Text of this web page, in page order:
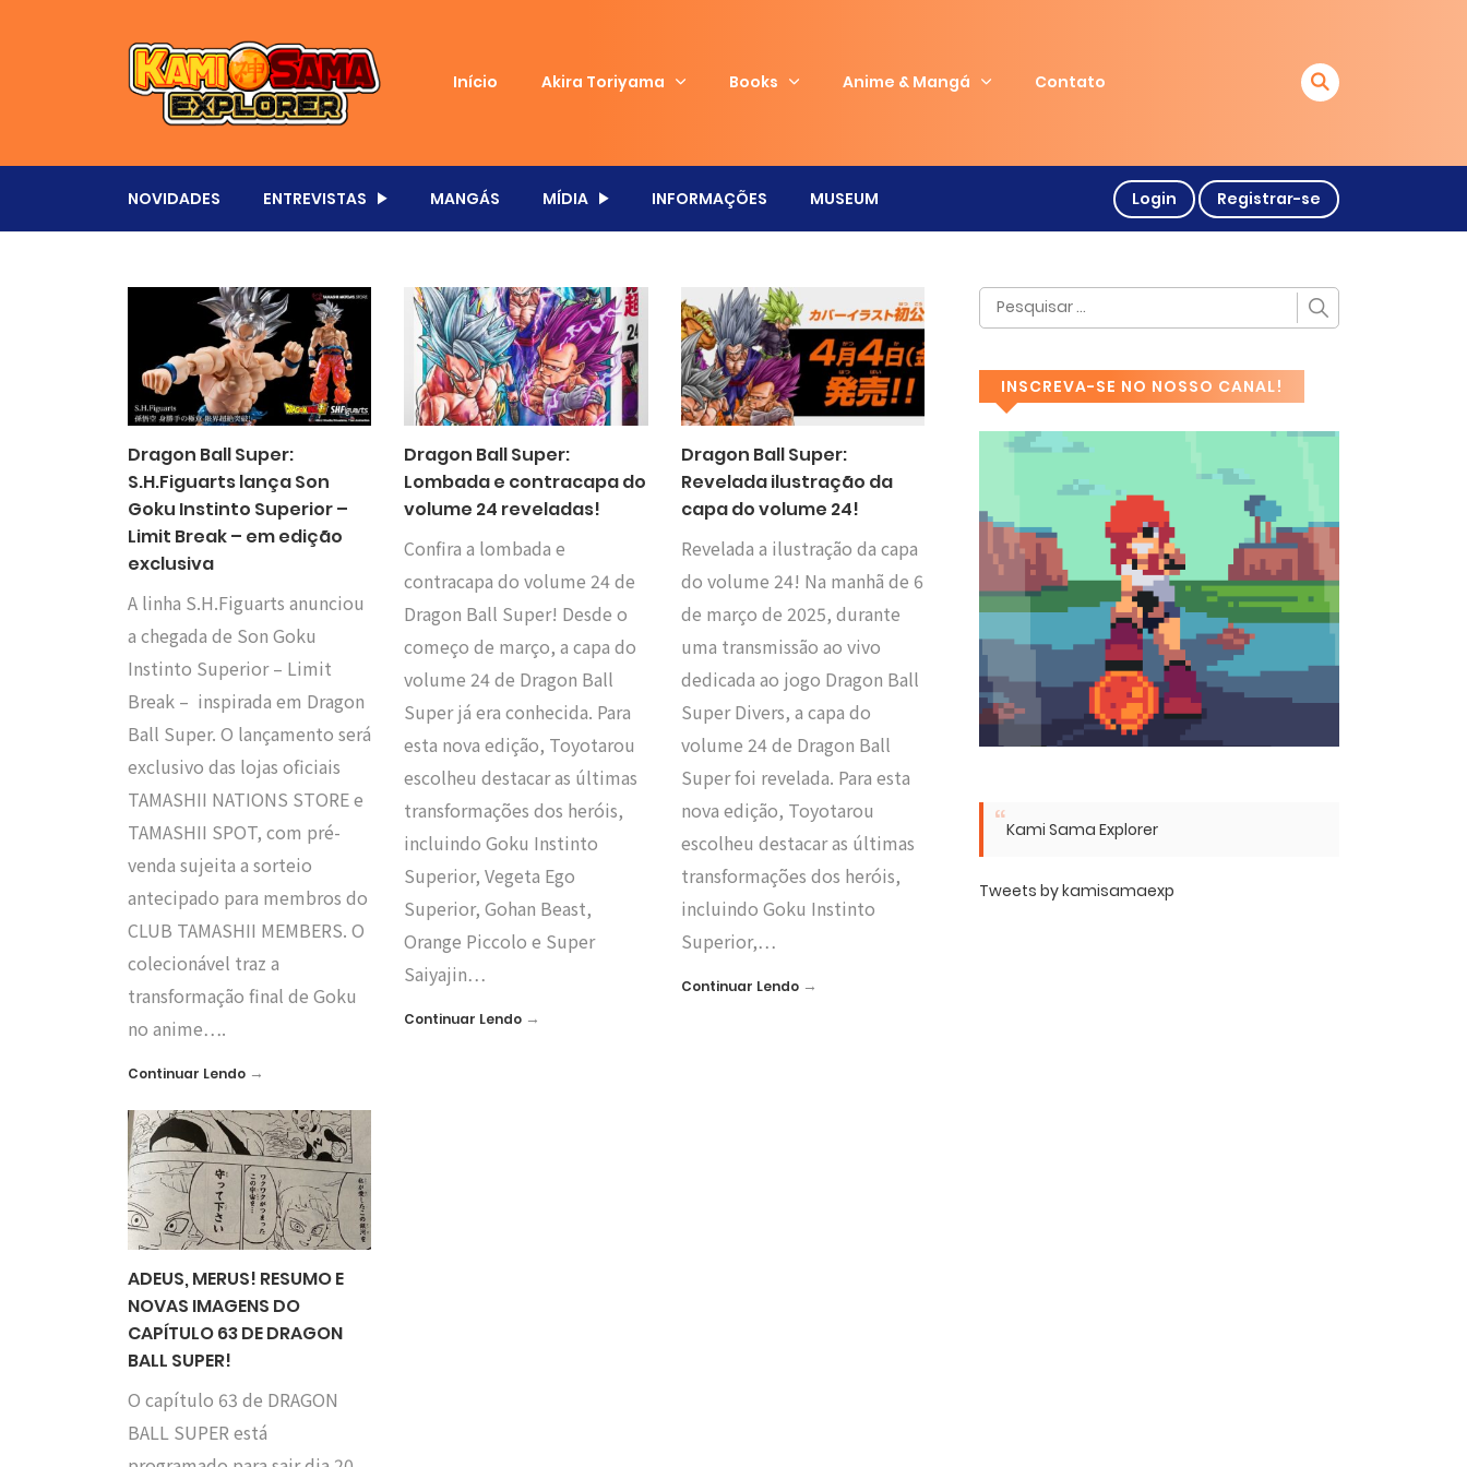
Início Akira Toriyama Books Anime & Mangá Contato
NOVIDADES ENTREVISTAS MANGÁS MÍDIA INFORMAÇÕES MUSEUM Login Registrar-se
Dragon Ball Super:
S.H.Figuarts lança Son
Goku Instinto Superior –
Limit Break – em edição
exclusiva
A linha S.H.Figuarts anunciou
a chegada de Son Goku
Instinto Superior – Limit
Break – inspirada em Dragon
Ball Super. O lançamento será
exclusivo das lojas oficiais
TAMASHII NATIONS STORE e
TAMASHII SPOT, com pré-
venda sujeita a sorteio
antecipado para membros do
CLUB TAMASHII MEMBERS. O
colecionável traz a
transformação final de Goku
no anime….
Continuar Lendo →
Dragon Ball Super:
Lombada e contracapa do
volume 24 reveladas!
Confira a lombada e
contracapa do volume 24 de
Dragon Ball Super! Desde o
começo de março, a capa do
volume 24 de Dragon Ball
Super já era conhecida. Para
esta nova edição, Toyotarou
escolheu destacar as últimas
transformações dos heróis,
incluindo Goku Instinto
Superior, Vegeta Ego
Superior, Gohan Beast,
Orange Piccolo e Super
Saiyajin…
Continuar Lendo →
Dragon Ball Super:
Revelada ilustração da
capa do volume 24!
Revelada a ilustração da capa
do volume 24! Na manhã de 6
de março de 2025, durante
uma transmissão ao vivo
dedicada ao jogo Dragon Ball
Super Divers, a capa do
volume 24 de Dragon Ball
Super foi revelada. Para esta
nova edição, Toyotarou
escolheu destacar as últimas
transformações dos heróis,
incluindo Goku Instinto
Superior,…
Continuar Lendo→
ADEUS, MERUS! RESUMO E
NOVAS IMAGENS DO
CAPÍTULO 63 DE DRAGON
BALL SUPER!
O capítulo 63 de DRAGON
BALL SUPER está
INSCREVA-SE NO NOSSO CANAL!
Kami Sama Explorer
Tweets by kamisamaexp